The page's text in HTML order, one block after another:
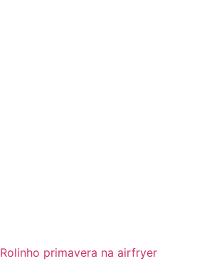
Rolinho primavera na airfryer